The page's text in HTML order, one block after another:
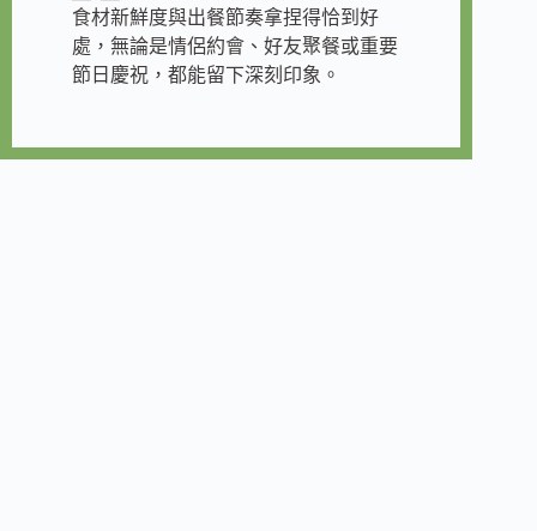
食材新鮮度與出餐節奏拿捏得恰到好
處，無論是情侶約會、好友聚餐或重要
節日慶祝，都能留下深刻印象。